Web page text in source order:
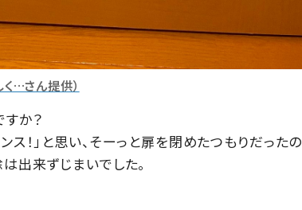
く…さん提供）
か？
！」と思い、そーっと扉を閉めたつもりだったの
出来ずじまいでした。